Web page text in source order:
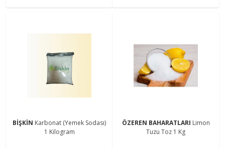
BİŞKİN Karbonat (Yemek Sodası)
1 Kilogram
ÖZEREN BAHARATLARI Limon
Tuzu Toz 1 Kg